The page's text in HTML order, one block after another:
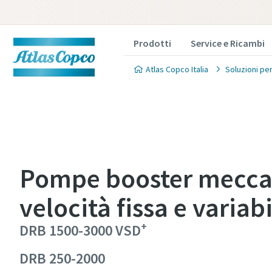
Prodotti Service e Ricambi
Atlas Copco Italia Soluzioni
Pompe booster
velocità fissa e
DRB 1500-3000 VSD+
DRB 250-2000
Atlas
sulle
Atlas
sulle